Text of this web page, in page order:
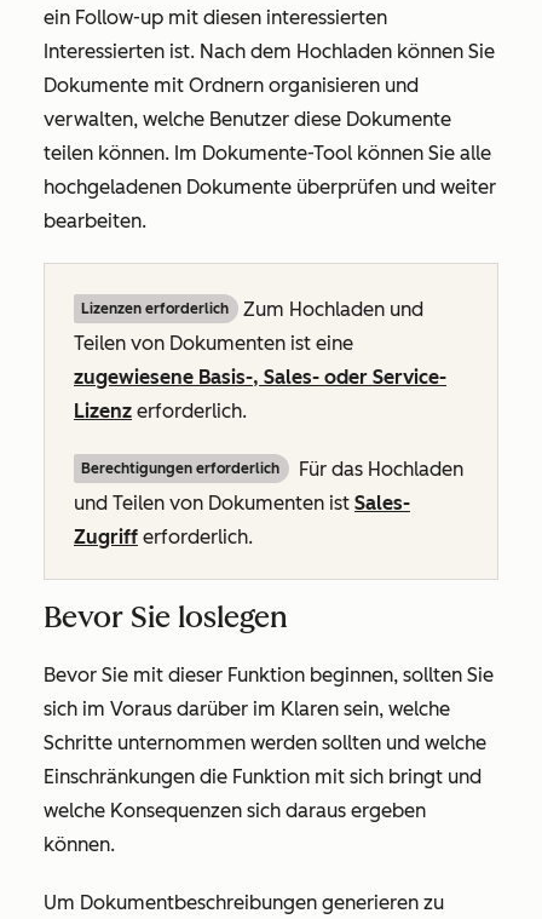
ein Follow-up mit diesen interessierten
Interessierten ist. Nach dem Hochladen können Sie
Dokumente mit Ordnern organisieren und
verwalten, welche Benutzer diese Dokumente
teilen können. Im Dokumente-Tool können Sie alle
hochgeladenen Dokumente überprüfen und weiter
bearbeiten.
Lizenzen erforderlich
Zum Hochladen und
Teilen von Dokumenten ist eine
zugewiesene Basis-, Sales- oder Service-
Lizenz erforderlich.
Berechtigungen erforderlich
Für das Hochladen
und Teilen von Dokumenten ist Sales-
Zugriff erforderlich.
Bevor Sie loslegen
Bevor Sie mit dieser Funktion beginnen, sollten Sie
sich im Voraus darüber im Klaren sein, welche
Schritte unternommen werden sollten und welche
Einschränkungen die Funktion mit sich bringt und
welche Konsequenzen sich daraus ergeben
können.
Um Dokumentbeschreibungen generieren zu